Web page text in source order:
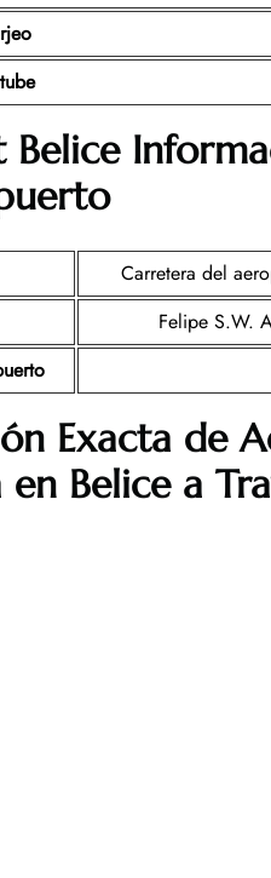
Belice
Carretera del
Felipe S.W.
Exacta de
Belice a